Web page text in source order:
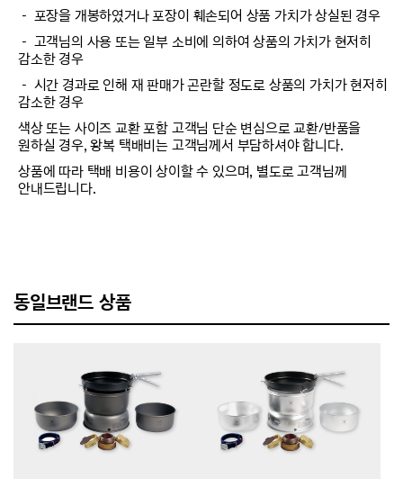
－ 포장을 개봉하였거나 포장이 훼손되어 상품 가치가 상실된 경우
－ 고객님의 사용 또는 일부 소비에 의하여 상품의 가치가 현저히
감소한 경우
－ 시간 경과로 인해 재 판매가 곤란할 정도로 상품의 가치가 현저히
감소한 경우
색상 또는 사이즈 교환 포함 고객님 단순 변심으로 교환/반품을
원하실 경우, 왕복 택배비는 고객님께서 부담하셔야 합니다.
상품에 따라 택배 비용이 상이할 수 있으며, 별도로 고객님께
안내드립니다.
동일브랜드 상품